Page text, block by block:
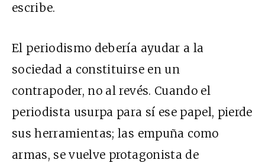
escribe.
El periodismo debería ayudar a la
sociedad a constituirse en un
contrapoder, no al revés. Cuando el
periodista usurpa para sí ese papel, pierde
sus herramientas; las empuña como
armas, se vuelve protagonista de